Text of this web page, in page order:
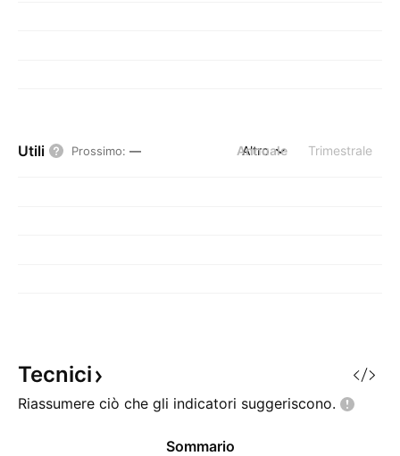
Utili Prossimo: — Annuale Trimestrale
Altro
Tecnici
Riassumere ciò che gli indicatori suggeriscono.
Sommario